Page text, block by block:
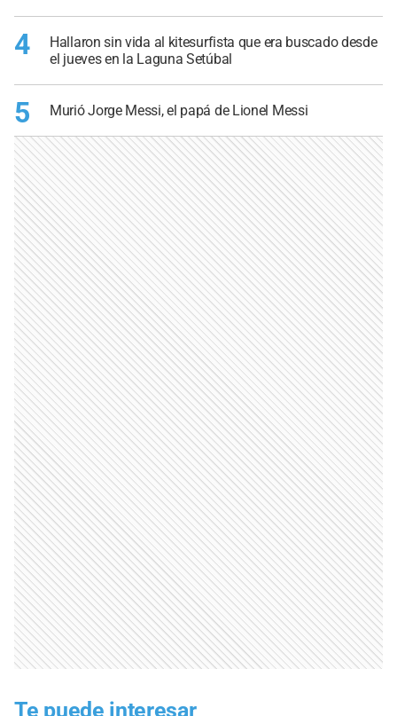
4
Hallaron sin vida al kitesurfista que era buscado desde
el jueves en la Laguna Setúbal
5 Murió Jorge Messi, el papá de Lionel Messi
Te puede interesar